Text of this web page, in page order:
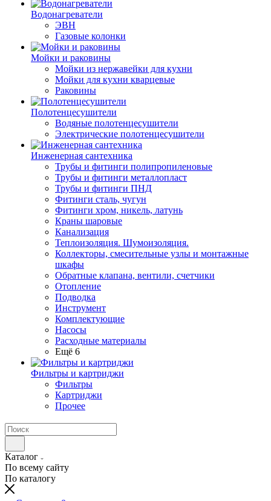
Водонагреватели
ЭВН
Газовые колонки
Мойки и раковины
Мойки из нержавейки для кухни
Мойки для кухни кварцевые
Раковины
Полотенцесушители
Водяные полотенцесушители
Электрические полотенцесушители
Инженерная сантехника
Трубы и фитинги полипропиленовые
Трубы и фитинги металлопласт
Трубы и фитинги ПНД
Фитинги сталь, чугун
Фитинги хром, никель, латунь
Краны шаровые
Канализация
Теплоизоляция. Шумоизоляция.
Коллекторы, смесительные узлы и монтажные
шкафы
Обратные клапана, вентили, счетчики
Отопление
Подводка
Инструмент
Комплектующие
Насосы
Расходные материалы
Ещё 6
Фильтры и картриджи
Фильтры
Картриджи
Прочее
Каталог
По всему сайту
По каталогу